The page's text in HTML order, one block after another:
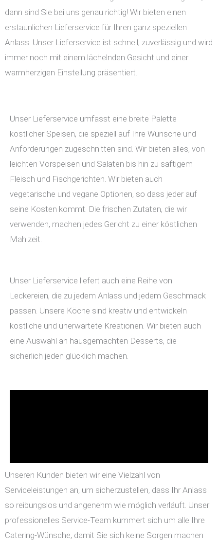
dann sind Sie bei uns genau richtig! Wir bieten einen
erstaunlichen Lieferservice für Ihren ganz speziellen
Anlass. Unser Lieferservice ist schnell, zuverlässig und wird
immer noch mit einem lächelnden Gesicht und einer
warmherzigen Einstellung präsentiert.
Unser Lieferservice umfasst eine breite Palette
köstlicher Speisen, die speziell auf Ihre Wünsche und
Anforderungen zugeschnitten sind. Wir bieten alles, von
leichten Vorspeisen und Salaten bis hin zu saftigem
Fleisch und Fischgerichten. Wir bieten auch
vegetarische und vegane Optionen, so dass jeder auf
seine Kosten kommt. Die frischen Zutaten, die wir
verwenden, machen jedes Gericht zu einer köstlichen
Mahlzeit.
Unser Lieferservice liefert auch eine Reihe von
Leckereien, die zu jedem Anlass und jedem Geschmack
passen. Unsere Köche sind kreativ und entwickeln
köstliche und unerwartete Kreationen. Wir bieten auch
eine Auswahl an hausgemachten Desserts, die
sicherlich jeden glücklich machen.
Unseren Kunden bieten wir eine Vielzahl von
Serviceleistungen an, um sicherzustellen, dass Ihr Anlass
so reibungslos und angenehm wie möglich verläuft. Unser
professionelles Service-Team kümmert sich um alle Ihre
Catering-Wünsche, damit Sie sich keine Sorgen machen